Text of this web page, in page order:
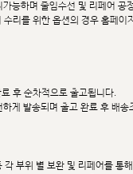
능하며 줄임수선 및 리페어 공
리를 위한 옵션의 경우 홈페이
후 순차적으로 출고됩니다.
게 발송되며 출고 완료 후 배송
각 부위 별 보완 및 리페어를 통